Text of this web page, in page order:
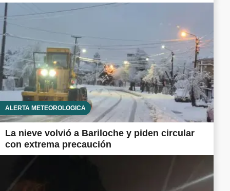
ALERTA METEOROLÓGICA
La nieve volvió a Bariloche y piden circular
con extrema precaución